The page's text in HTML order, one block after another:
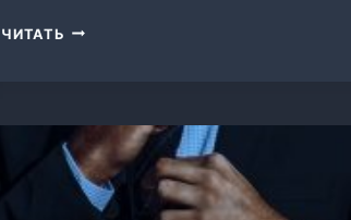
ЧИТАТЬ ОПЕКУН.